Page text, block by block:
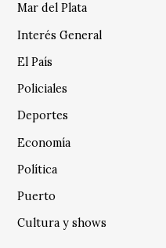
Mar del Plata
Interés General
El País
Policiales
Deportes
Economía
Política
Puerto
Cultura y shows